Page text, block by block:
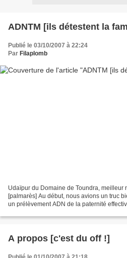
ADNTM [ils détestent la
Publié le 03/10/2007 à 22:24
Par Filaplomb
Udaïpur du Domaine de Toundra, meilleur
[palmarès] Au début, nous avions un truc
un prélèvement ADN de la paternité
A propos [c'est du off !]